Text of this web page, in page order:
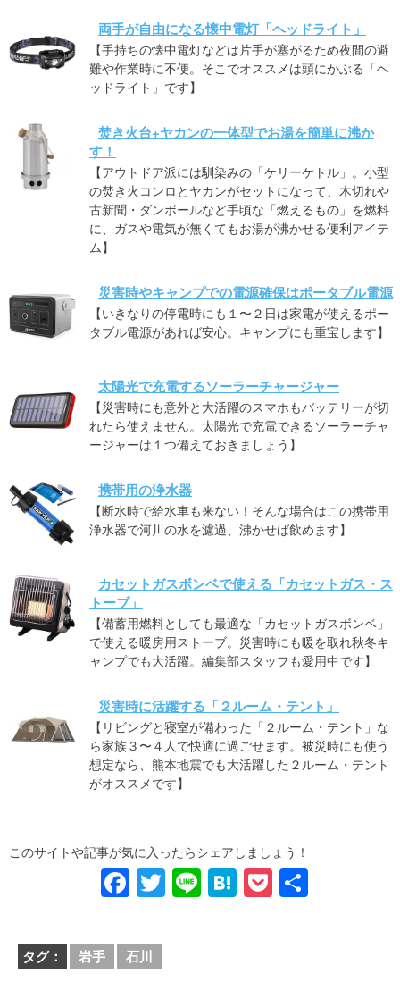
両手が自由になる懐中電灯「ヘッドライト」
【手持ちの懐中電灯などは片手が塞がるため夜間の避
難や作業時に不便。そこでオススメは頭にかぶる「ヘ
ッドライト」です】
焚き火台+ヤカンの一体型でお湯を簡単に沸か
す！
【アウトドア派には馴染みの「ケリーケトル」。小型
の焚き火コンロとヤカンがセットになって、木切れや
古新聞・ダンボールなど手頃な「燃えるもの」を燃料
に、ガスや電気が無くてもお湯が沸かせる便利アイテ
ム】
災害時やキャンプでの電源確保はポータブル電源
【いきなりの停電時にも１〜２日は家電が使えるポー
タブル電源があれば安心。キャンプにも重宝します】
太陽光で充電するソーラーチャージャー
【災害時にも意外と大活躍のスマホもバッテリーが切
れたら使えません。太陽光で充電できるソーラーチャ
ージャーは１つ備えておきましょう】
携帯用の浄水器
【断水時で給水車も来ない！そんな場合はこの携帯用
浄水器で河川の水を濾過、沸かせば飲めます】
カセットガスボンベで使える「カセットガス・ス
トーブ」
【備蓄用燃料としても最適な「カセットガスボンベ」
で使える暖房用ストーブ。災害時にも暖を取れ秋冬キ
ャンプでも大活躍。編集部スタッフも愛用中です】
災害時に活躍する「２ルーム・テント」
【リビングと寝室が備わった「２ルーム・テント」な
ら家族３〜４人で快適に過ごせます。被災時にも使う
想定なら、熊本地震でも大活躍した２ルーム・テント
がオススメです】
このサイトや記事が気に入ったらシェアしましょう！
F
a
c
e
T
wi
Li
n
H
at
P
o
タグ： 岩手 石川